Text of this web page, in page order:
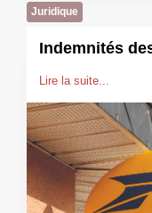
Juridique
Indemnités
Lire la suite...